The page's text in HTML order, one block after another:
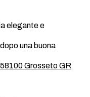
elegante e
una buona
Grosseto GR